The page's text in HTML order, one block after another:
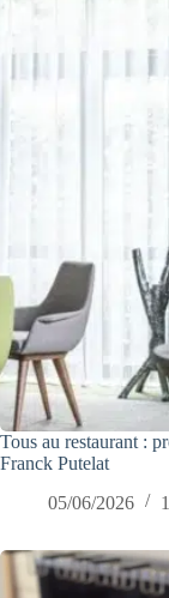
Tous au restaurant :
Franck Putelat
05/06/2026